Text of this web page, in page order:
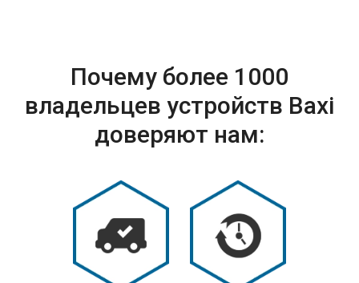
Почему более 1000
владельцев устройств Baxi
доверяют нам: